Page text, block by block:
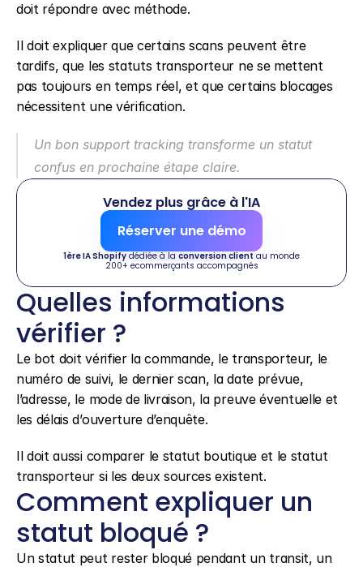
doit répondre avec méthode.
Il doit expliquer que certains scans peuvent être
tardifs, que les statuts transporteur ne se mettent
pas toujours en temps réel, et que certains blocages
nécessitent une vérification.
Un bon support tracking transforme un statut
confus en prochaine étape claire.
Vendez plus grâce à l'IA
Réserver une démo
1ère IA Shopify dédiée à la conversion client au monde
200+ ecommerçants accompagnés
Quelles informations
vérifier ?
Le bot doit vérifier la commande, le transporteur, le
numéro de suivi, le dernier scan, la date prévue,
l’adresse, le mode de livraison, la preuve éventuelle et
les délais d’ouverture d’enquête.
Il doit aussi comparer le statut boutique et le statut
transporteur si les deux sources existent.
Comment expliquer un
statut bloqué ?
Un statut peut rester bloqué pendant un transit, un